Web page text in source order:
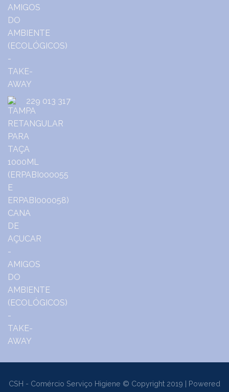
229 013 317
CSH - Comércio Serviço Higiene © Copyright 2019 | Powered